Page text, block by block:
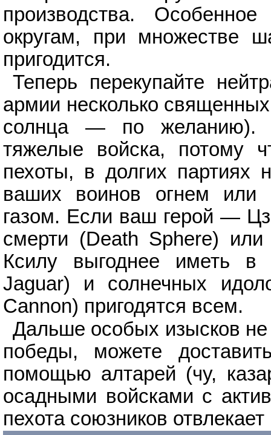
производства.
округам, при множестве
пригодится.
Теперь перекупайте
армии несколько
солнца — по желанию).
тяжелые войска, потому
пехоты, в долгих
ваших воинов огнем или
газом. Если ваш герой —
смерти (Death Sphere)
Ксилу выгоднее иметь в
Jaguar) и солнечных
Cannon) пригодятся всем.
Дальше особых изысков
победы, можете
помощью алтарей (чу,
осадными войсками с
пехота союзников